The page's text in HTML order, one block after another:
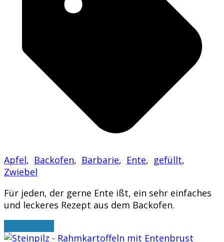
Apfel, Backofen, Barbarie, Ente, gefüllt,
Zwiebel
Für jeden, der gerne Ente ißt, ein sehr einfaches
und leckeres Rezept aus dem Backofen.